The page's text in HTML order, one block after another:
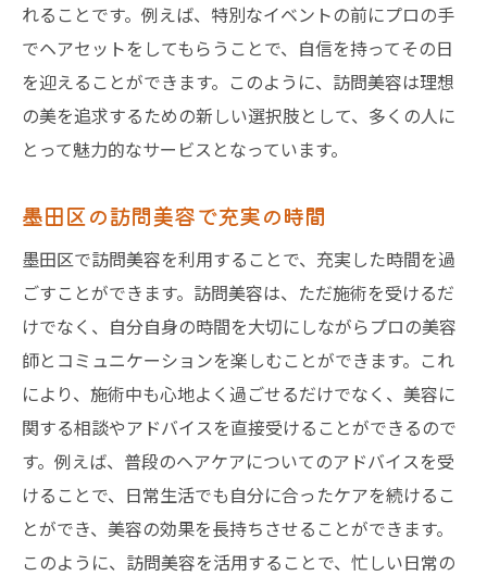
れることです。例えば、特別なイベントの前にプロの手
でヘアセットをしてもらうことで、自信を持ってその日
を迎えることができます。このように、訪問美容は理想
の美を追求するための新しい選択肢として、多くの人に
とって魅力的なサービスとなっています。
墨田区の訪問美容で充実の時間
墨田区で訪問美容を利用することで、充実した時間を過
ごすことができます。訪問美容は、ただ施術を受けるだ
けでなく、自分自身の時間を大切にしながらプロの美容
師とコミュニケーションを楽しむことができます。これ
により、施術中も心地よく過ごせるだけでなく、美容に
関する相談やアドバイスを直接受けることができるので
す。例えば、普段のヘアケアについてのアドバイスを受
けることで、日常生活でも自分に合ったケアを続けるこ
とができ、美容の効果を長持ちさせることができます。
このように、訪問美容を活用することで、忙しい日常の